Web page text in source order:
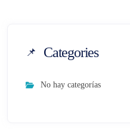
Categories
No hay categorías